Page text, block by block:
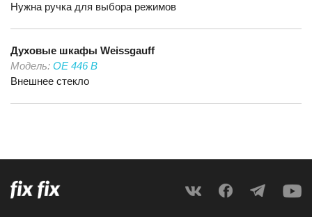
Нужна ручка для выбора режимов
Духовые шкафы Weissgauff
Модель: OE 446 B
Внешнее стекло